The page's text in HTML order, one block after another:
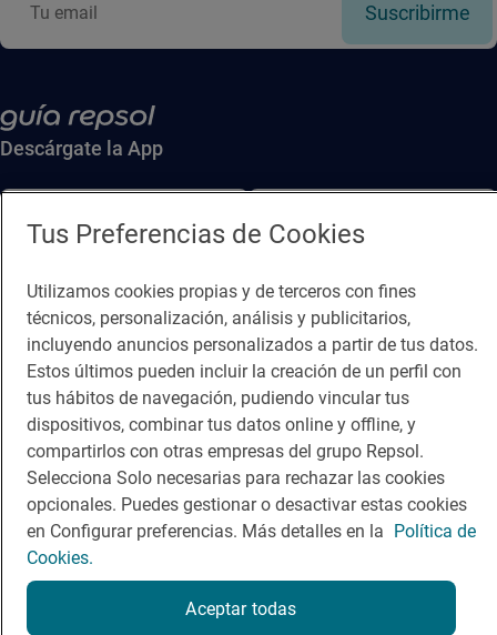
Suscribirme
Descárgate la App
App Store Google Play
Guía Repsol
Comer
Viajar
Dormir
Enlaces
Contacto
Sala de prensa
Canal de ética
Política de privacidad
Condiciones del servicio
Tus Preferencias de Cookies
Utilizamos cookies propias y de terceros con fines
técnicos, personalización, análisis y publicitarios,
incluyendo anuncios personalizados a partir de tus datos.
Estos últimos pueden incluir la creación de un perfil con
tus hábitos de navegación, pudiendo vincular tus
dispositivos, combinar tus datos online y offline, y
compartirlos con otras empresas del grupo Repsol.
Selecciona Solo necesarias para rechazar las cookies
opcionales. Puedes gestionar o desactivar estas cookies
en Configurar preferencias. Más detalles en la Política de
Cookies.
Aceptar todas